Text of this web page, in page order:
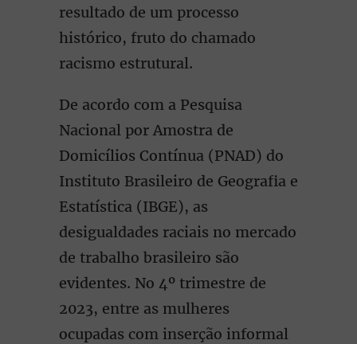
resultado de um processo
histórico, fruto do chamado
racismo estrutural.
De acordo com a Pesquisa
Nacional por Amostra de
Domicílios Contínua (PNAD) do
Instituto Brasileiro de Geografia e
Estatística (IBGE), as
desigualdades raciais no mercado
de trabalho brasileiro são
evidentes. No 4º trimestre de
2023, entre as mulheres
ocupadas com inserção informal